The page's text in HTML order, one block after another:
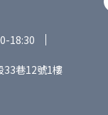
18:30
巷12號1樓